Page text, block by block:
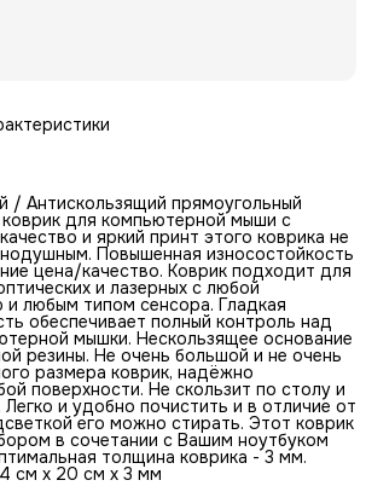
/ Антискользящий прямоугольный
для компьютерной мыши с
и яркий принт этого коврика не
Повышенная износостойкость
цена/качество. Коврик подходит для
и лазерных с любой
и любым типом сенсора. Гладкая
обеспечивает полный контроль над
мышки. Нескользящее основание
резины. Не очень большой и не очень
размера коврик, надёжно
поверхности. Не скользит по столу и
и удобно почистить и в отличие от
его можно стирать. Этот коврик
в сочетании с Вашим ноутбуком
толщина коврика - 3 мм.
см x 20 см x 3 мм